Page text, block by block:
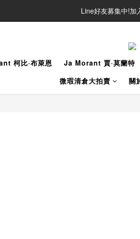
Line好友募集中!加
Line好友募集中!加
柯比·布萊恩 Ja Morant 賈·莫蘭特
微瑕清倉大拍賣
關